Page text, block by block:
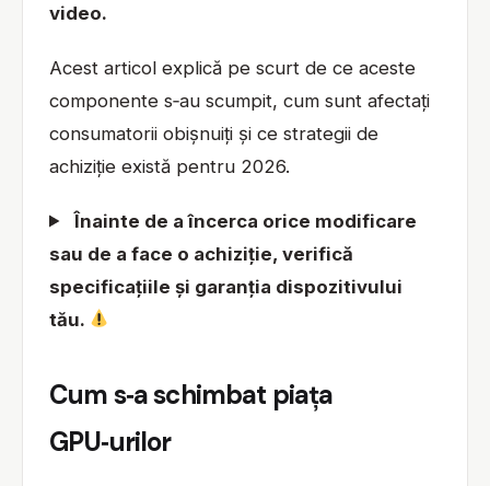
video.
Acest articol explică pe scurt de ce aceste
componente s‑au scumpit, cum sunt afectați
consumatorii obișnuiți și ce strategii de
achiziție există pentru 2026.
Înainte de a încerca orice modificare
sau de a face o achiziție, verifică
specificațiile și garanția dispozitivului
tău.
Cum s‑a schimbat piața
GPU‑urilor